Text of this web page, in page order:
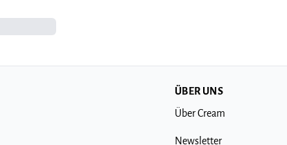
ÜBER UNS
Über Cream
Newsletter